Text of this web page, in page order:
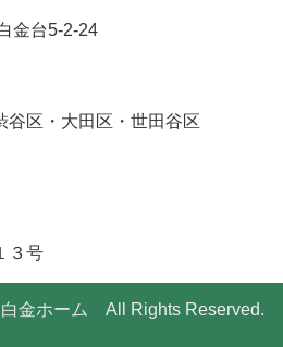
金台5-2-24
谷区・大田区・世田谷区
３号
金ホーム All Rights Reserved.